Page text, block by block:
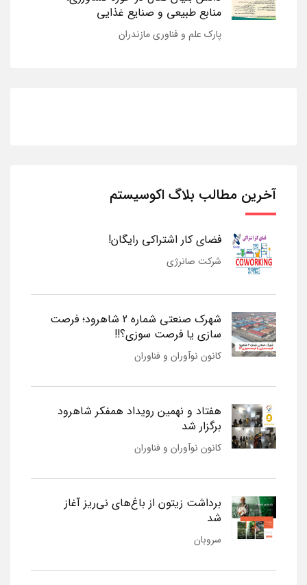
منابع طبیعی و صنایع غذایی
پارک علم و فناوری مازندران
آخرین مطالب بلاگ اکوسیستم
فضای کار اشتراکی رایگان!
شرکت صانرژی
شهرک صنعتی شماره 2 شاهرود؛ فرصت
سازی یا فرصت سوزی؟!!
کانون نوآوران و فناوران
هفتاد و نهمین رویداد همفکر شاهرود
برگزار شد
کانون نوآوران و فناوران
برداشت زیتون از باغ‌های نی‌ریز آغاز
شد
سروبان